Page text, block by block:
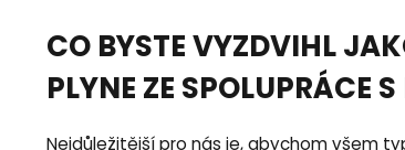
CO BYSTE VYZDVIHL
PLYNE ZE SPOLUPRÁCE